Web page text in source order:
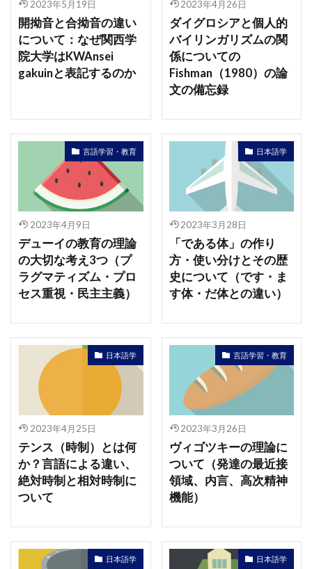
2023年5月19日
開拗音と合拗音の違い
について：なぜ関西学
院大学はKWAnsei
gakuinと表記するのか
2023年4月26日
ダイグロシアと個人的
バイリンガリズムの関
係についての
Fishman（1980）の論
文の備忘録
言語学習・教育
2023年4月9日
デューイの教育の理論
の大切な考え3つ（プ
ラグマティズム・プロ
セス重視・民主主義）
日本語学
2023年3月28日
「である体」の作り
方・使い分けとその歴
史について（です・ま
す体・だ体との違い）
日本語学
2023年4月25日
テンス（時制）とは何
か？言語による違い、
絶対時制と相対時制に
ついて
言語学習・教育
2023年3月26日
ヴィゴツキーの理論に
ついて（発達の最近接
領域、内言、高次精神
機能）
日本語学 日本語学